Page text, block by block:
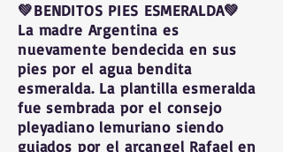
💚BENDITOS PIES ESMERALDA💚
La madre Argentina es
nuevamente bendecida en sus
pies por el agua bendita
esmeralda. La plantilla esmeralda
fue sembrada por el consejo
pleyadiano lemuriano siendo
guiados por el arcangel Rafael en